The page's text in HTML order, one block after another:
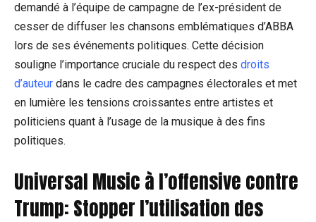
demandé à l’équipe de campagne de l’ex-président de
cesser de diffuser les chansons emblématiques d’ABBA
lors de ses événements politiques. Cette décision
souligne l’importance cruciale du respect des droits
d’auteur dans le cadre des campagnes électorales et met
en lumière les tensions croissantes entre artistes et
politiciens quant à l’usage de la musique à des fins
politiques.
Universal Music à l’offensive contre
Trump: Stopper l’utilisation des